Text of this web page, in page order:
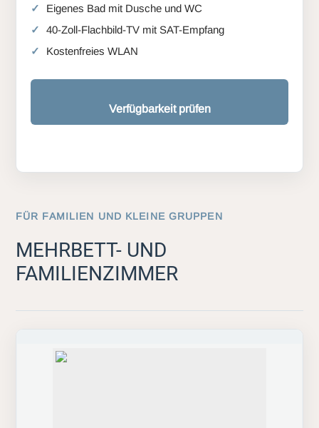
Eigenes Bad mit Dusche und WC
40-Zoll-Flachbild-TV mit SAT-Empfang
Kostenfreies WLAN
Verfügbarkeit prüfen
FÜR FAMILIEN UND KLEINE GRUPPEN
MEHRBETT- UND
FAMILIENZIMMER